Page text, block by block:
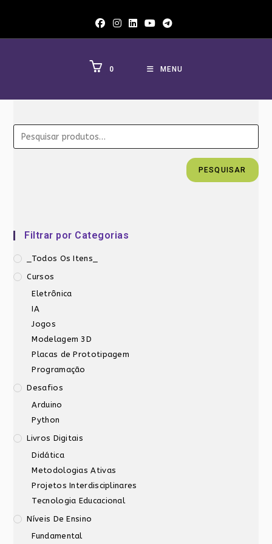
0 MENU
PESQUISAR
Filtrar por Categorias
_Todos Os Itens_
Cursos
Eletrônica
IA
Jogos
Modelagem 3D
Placas de Prototipagem
Programação
Desafios
Arduino
Python
Livros Digitais
Didática
Metodologias Ativas
Projetos Interdisciplinares
Tecnologia Educacional
Níveis De Ensino
Fundamental